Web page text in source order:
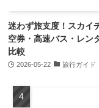
迷わず旅支度！スカイ
空券・高速バス・レン
比較
2026-05-22 旅行ガイド